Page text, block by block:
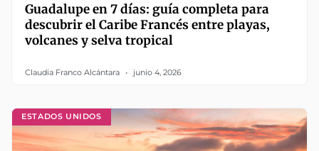
Guadalupe en 7 días: guía completa para
descubrir el Caribe Francés entre playas,
volcanes y selva tropical
Claudia Franco Alcántara junio 4, 2026
ESTADOS UNIDOS